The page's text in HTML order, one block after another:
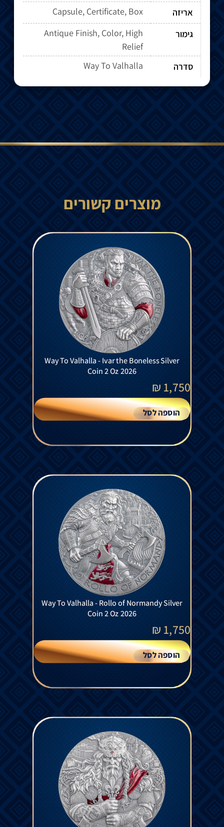
אריזה
Capsule, Certificate, Box
גימור
Antique Finish, Color, High
Relief
סדרה
Way To Valhalla
מוצרים קשורים
Way To Valhalla - Ivar the Boneless Silver
Coin 2 Oz 2026
1,750
₪
הוספה לסל
Way To Valhalla - Rollo of Normandy Silver
Coin 2 Oz 2026
1,750
₪
הוספה לסל